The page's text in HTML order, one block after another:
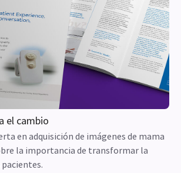
habilidades para detectar
en mamografías.